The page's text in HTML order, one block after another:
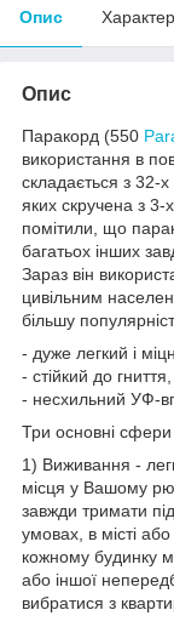
Опис
Опис
Паракорд (550
використання в
складається з 32-х
яких скручена з 3-
помітили, що
багатьох інших
Зараз він
цивільним
більшу
- дуже легкий і
- стійкий до гниття,
- несхильний УФ-
Три основні
1) Виживання -
місця у Вашому
завжди тримати
умовах, в місті
кожному будинку
або іншої
вибратися з